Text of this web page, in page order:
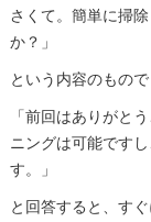
さくて。簡単に掃
か？」
という内容のもので
「前回はありがと
ニングは可能です
す。」
と回答すると、す